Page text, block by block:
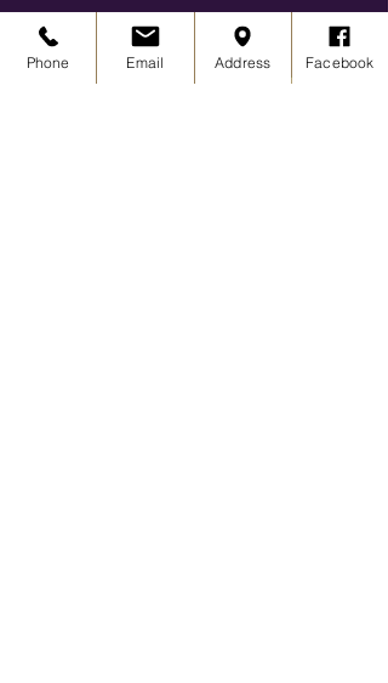
Phone Email Address Facebook